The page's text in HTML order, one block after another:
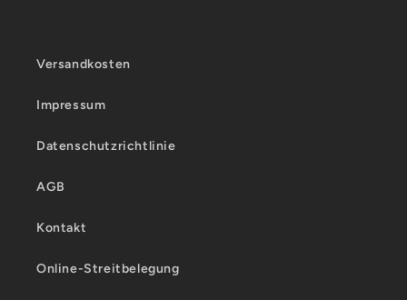
Versandkosten
Impressum
Datenschutzrichtlinie
AGB
Kontakt
Online-Streitbelegung